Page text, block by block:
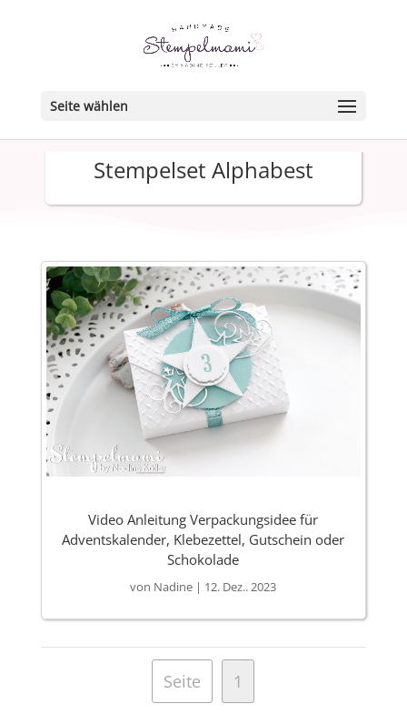
Seite wählen
Stempelset Alphabest
Video Anleitung Verpackungsidee für
Adventskalender, Klebezettel, Gutschein oder
Schokolade
von Nadine | 12. Dez.. 2023
Seite 1